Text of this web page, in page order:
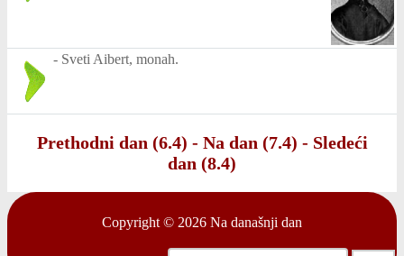
- Sveti Aibert, monah.
Prethodni dan (6.4) - Na dan (7.4) - Sledeći
dan (8.4)
Copyright © 2026 Na današnji dan